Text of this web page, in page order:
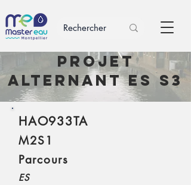
Projet
alternant ES S3
HAO933TA
M2S1
Parcours
ES